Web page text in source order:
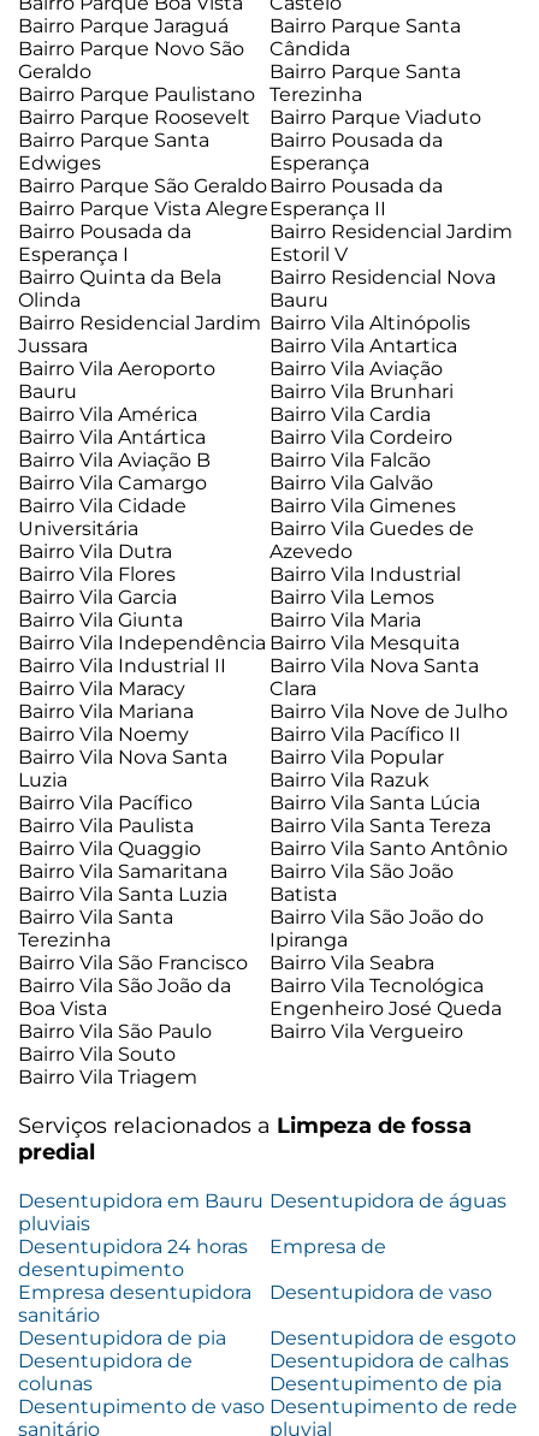
Bairro Parque Jaraguá
Bairro Parque Novo São
Geraldo
Bairro Parque Paulistano
Bairro Parque Roosevelt
Bairro Parque Santa
Cândida
Bairro Parque Santa
Edwiges
Bairro Parque Santa
Terezinha
Bairro Parque São Geraldo
Bairro Parque Viaduto
Bairro Parque Vista Alegre
Bairro Pousada da
Esperança
Bairro Pousada da
Esperança I
Bairro Pousada da
Esperança II
Bairro Quinta da Bela
Olinda
Bairro Residencial Jardim
Estoril V
Bairro Residencial Jardim
Jussara
Bairro Residencial Nova
Bauru
Bairro Vila Aeroporto
Bauru
Bairro Vila Altinópolis
Bairro Vila América
Bairro Vila Antartica
Bairro Vila Antártica
Bairro Vila Aviação
Bairro Vila Aviação B
Bairro Vila Brunhari
Bairro Vila Camargo
Bairro Vila Cardia
Bairro Vila Cidade
Universitária
Bairro Vila Cordeiro
Bairro Vila Dutra
Bairro Vila Falcão
Bairro Vila Flores
Bairro Vila Galvão
Bairro Vila Garcia
Bairro Vila Gimenes
Bairro Vila Giunta
Bairro Vila Guedes de
Azevedo
Bairro Vila Independência
Bairro Vila Industrial
Bairro Vila Industrial II
Bairro Vila Lemos
Bairro Vila Maracy
Bairro Vila Maria
Bairro Vila Mariana
Bairro Vila Mesquita
Bairro Vila Noemy
Bairro Vila Nova Santa
Clara
Bairro Vila Nova Santa
Luzia
Bairro Vila Nove de Julho
Bairro Vila Pacífico
Bairro Vila Pacífico II
Bairro Vila Paulista
Bairro Vila Popular
Bairro Vila Quaggio
Bairro Vila Razuk
Bairro Vila Samaritana
Bairro Vila Santa Lúcia
Bairro Vila Santa Luzia
Bairro Vila Santa Tereza
Bairro Vila Santa
Terezinha
Bairro Vila Santo Antônio
Bairro Vila São Francisco
Bairro Vila São João
Batista
Bairro Vila São João da
Boa Vista
Bairro Vila São João do
Ipiranga
Bairro Vila São Paulo
Bairro Vila Seabra
Bairro Vila Souto
Bairro Vila Tecnológica
Engenheiro José Queda
Bairro Vila Triagem
Bairro Vila Vergueiro
Serviços relacionados a Limpeza de fossa
predial
Desentupidora em Bauru Desentupidora de águas
pluviais
Desentupidora 24 horas
Empresa de
desentupimento
Empresa desentupidora
Desentupidora de vaso
sanitário
Desentupidora de pia
Desentupidora de esgoto
Desentupidora de
colunas
Desentupidora de calhas
Desentupimento de vaso
sanitário
Desentupimento de pia
Desentupimento de rede
pluvial